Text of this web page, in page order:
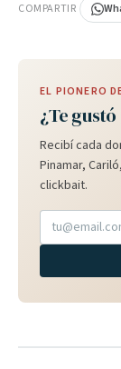
COMPARTIR
EL PIONERO
¿Te
Recibí cada
Pinamar,
clickbait.